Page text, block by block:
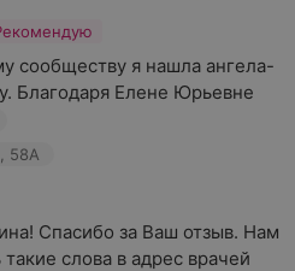
сообществу я нашла ангела-
Благодаря Елене Юрьевне
58А
Спасибо за Ваш отзыв. Нам
слова в адрес врачей